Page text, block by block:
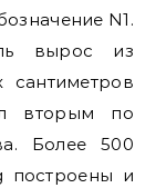
N1.
вырос из
сантиметров
вторым по
Более 500
построены и